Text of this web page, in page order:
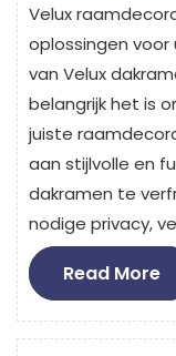
Velux
oplossingen
van Velux
belangrijk het is
juiste
aan stijlvolle en
dakramen te
nodige privacy,
Read More